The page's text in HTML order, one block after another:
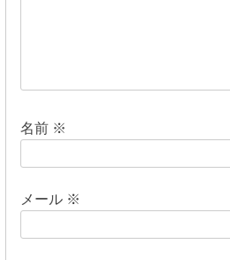
名前 ※
メール ※